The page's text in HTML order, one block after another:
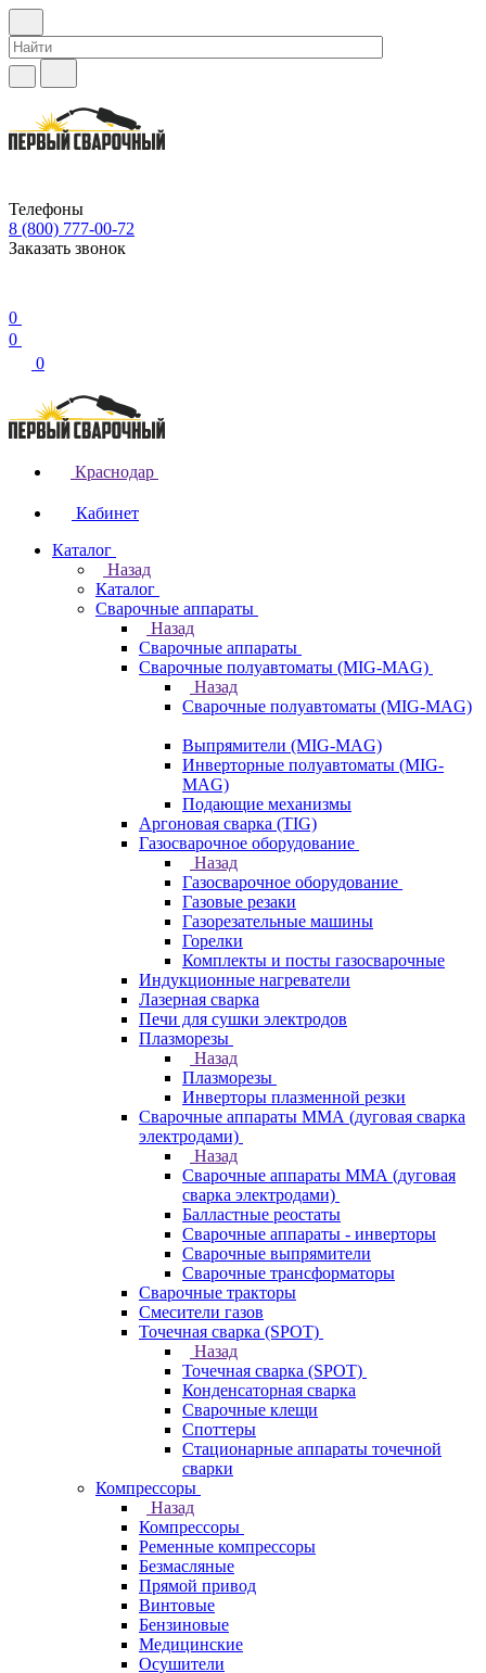
Телефоны
8 (800) 777-00-72
Заказать звонок
0
0
0
Краснодар
Кабинет
Каталог
Назад
Каталог
Сварочные аппараты
Назад
Сварочные аппараты
Сварочные полуавтоматы (MIG-MAG)
Назад
Сварочные полуавтоматы (MIG-MAG)
Выпрямители (MIG-MAG)
Инверторные полуавтоматы (MIG-
MAG)
Подающие механизмы
Аргоновая сварка (TIG)
Газосварочное оборудование
Назад
Газосварочное оборудование
Газовые резаки
Газорезательные машины
Горелки
Комплекты и посты газосварочные
Индукционные нагреватели
Лазерная сварка
Печи для сушки электродов
Плазморезы
Назад
Плазморезы
Инверторы плазменной резки
Сварочные аппараты ММА (дуговая сварка
электродами)
Назад
Сварочные аппараты ММА (дуговая
сварка электродами)
Балластные реостаты
Сварочные аппараты - инверторы
Сварочные выпрямители
Сварочные трансформаторы
Сварочные тракторы
Смесители газов
Точечная сварка (SPOT)
Назад
Точечная сварка (SPOT)
Конденсаторная сварка
Сварочные клещи
Споттеры
Стационарные аппараты точечной
сварки
Компрессоры
Назад
Компрессоры
Ременные компрессоры
Безмасляные
Прямой привод
Винтовые
Бензиновые
Медицинские
Осушители